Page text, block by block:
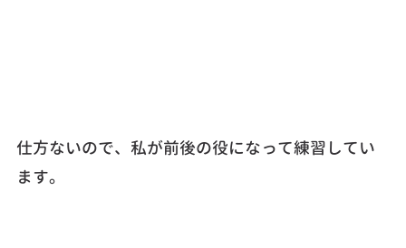
仕方ないので、私が前後の役になって練習してい
ます。